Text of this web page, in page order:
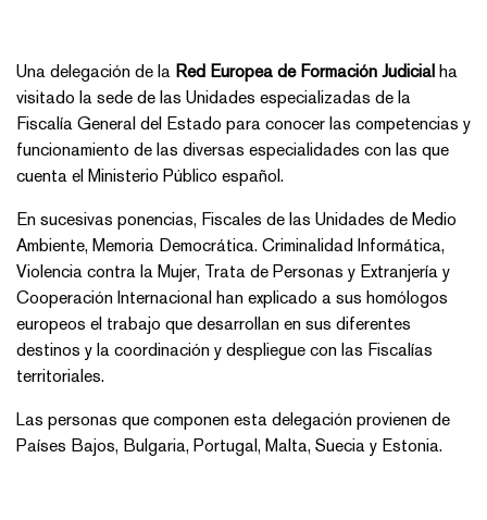
Una delegación de la Red Europea de Formación Judicial ha
visitado la sede de las Unidades especializadas de la
Fiscalía General del Estado para conocer las competencias y
funcionamiento de las diversas especialidades con las que
cuenta el Ministerio Público español.
En sucesivas ponencias, Fiscales de las Unidades de Medio
Ambiente, Memoria Democrática. Criminalidad Informática,
Violencia contra la Mujer, Trata de Personas y Extranjería y
Cooperación Internacional han explicado a sus homólogos
europeos el trabajo que desarrollan en sus diferentes
destinos y la coordinación y despliegue con las Fiscalías
territoriales.
Las personas que componen esta delegación provienen de
Países Bajos, Bulgaria, Portugal, Malta, Suecia y Estonia.